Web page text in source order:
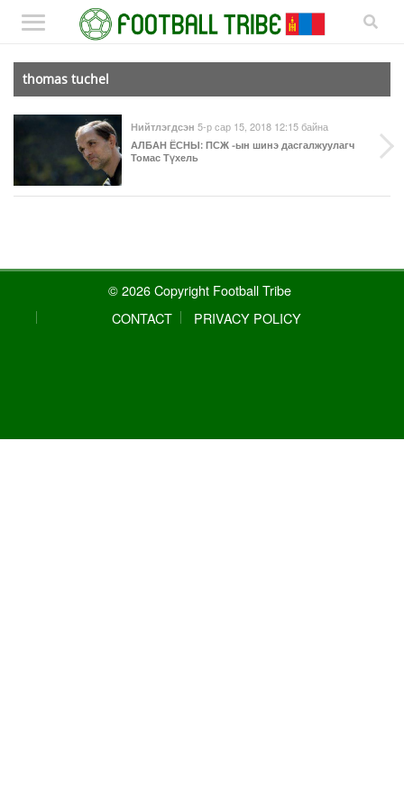
thomas tuchel
Нийтлэгдсэн 5-р сар 15, 2018 12:15 байна
АЛБАН ЁСНЫ: ПСЖ -ын шинэ дасгалжуулагч
Томас Түхель
© 2026 Copyright Football Tribe
CONTACT
PRIVACY POLICY